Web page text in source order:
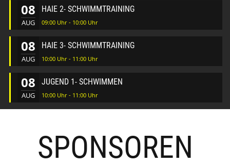
08
AUG
HAIE 2- SCHWIMMTRAINING
09:00 Uhr - 10:00 Uhr
08
AUG
HAIE 3- SCHWIMMTRAINING
10:00 Uhr - 11:00 Uhr
08
AUG
JUGEND 1- SCHWIMMEN
10:00 Uhr - 11:00 Uhr
SPONSOREN